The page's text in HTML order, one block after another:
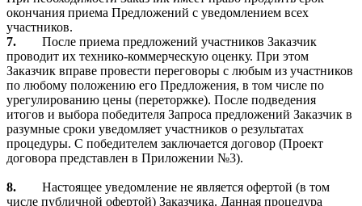
окончания приема Предложений с уведомлением всех
участников.
7.
После приема предложений участников Заказчик
проводит их технико-коммерческую оценку. При этом
Заказчик вправе провести переговоры с любым из участников
по любому положению его Предложения, в том числе по
урегулированию цены (переторжке). После подведения
итогов и выбора победителя Запроса предложений Заказчик в
разумные сроки уведомляет участников о результатах
процедуры. С победителем заключается договор (Проект
договора представлен в Приложении №3).
8.
Настоящее уведомление не является офертой (в том
числе публичной офертой) Заказчика. Данная процедура